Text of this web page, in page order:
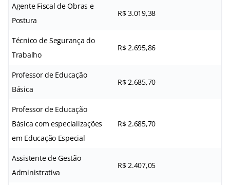
Agente Fiscal de Obras e
Postura
R$ 3.019,38
Técnico de Segurança do
Trabalho
R$ 2.695,86
Professor de Educação
Básica
R$ 2.685,70
Professor de Educação
Básica com especializações
em Educação Especial
R$ 2.685,70
Assistente de Gestão
Administrativa
R$ 2.407,05